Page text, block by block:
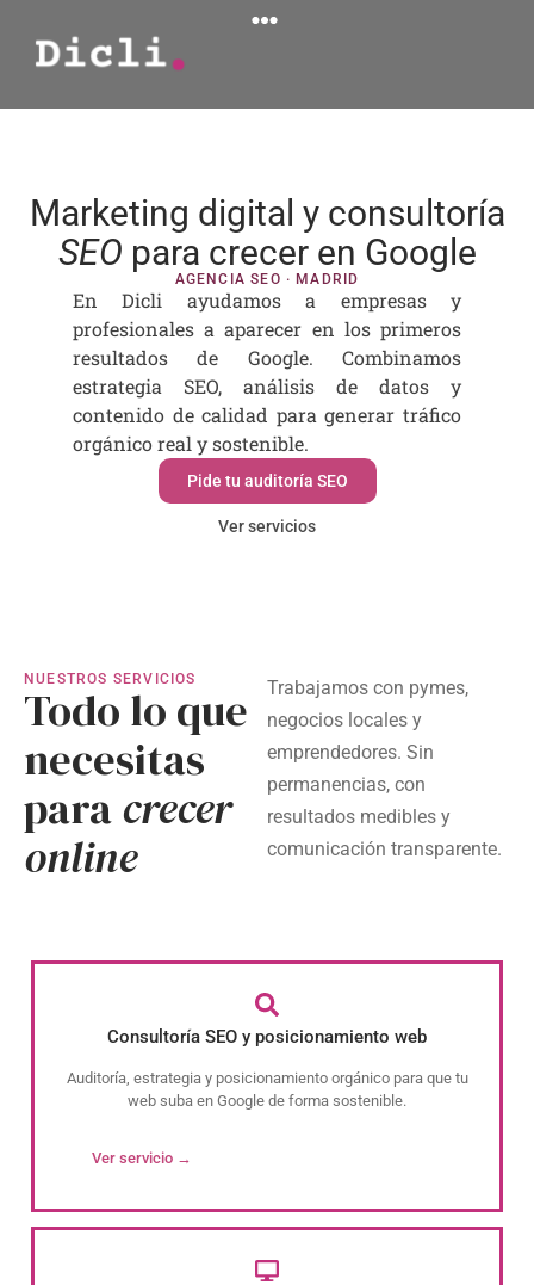
Marketing digital y consultoría
SEO para crecer en Google
AGENCIA SEO · MADRID
En Dicli ayudamos a empresas y
profesionales a aparecer en los primeros
resultados de Google. Combinamos
estrategia SEO, análisis de datos y
contenido de calidad para generar tráfico
orgánico real y sostenible.
Pide tu auditoría SEO
Ver servicios
NUESTROS SERVICIOS
Todo lo que
necesitas
paracrecer
online
Trabajamos con pymes,
negocios locales y
emprendedores. Sin
permanencias, con
resultados medibles y
comunicación transparente.
Consultoría SEO y posicionamiento web
Auditoría, estrategia y posicionamiento orgánico para que tu
web suba en Google de forma sostenible.
Ver servicio →